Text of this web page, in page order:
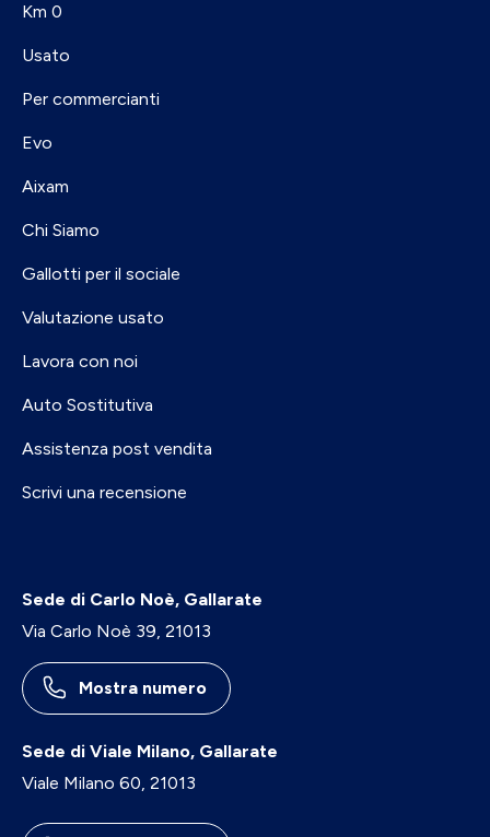
Km 0
Usato
Per commercianti
Evo
Aixam
Chi Siamo
Gallotti per il sociale
Valutazione usato
Lavora con noi
Auto Sostitutiva
Assistenza post vendita
Scrivi una recensione
Sede di Carlo Noè, Gallarate
Via Carlo Noè 39, 21013
Mostra numero
Sede di Viale Milano, Gallarate
Viale Milano 60, 21013